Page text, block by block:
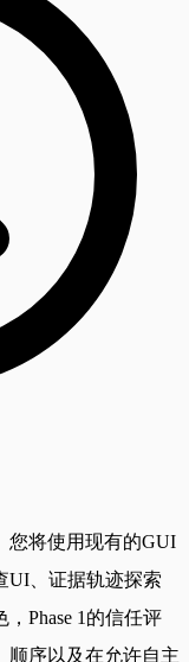
您将使用现有的GUI
UI、证据轨迹探索
Phase 1的信任评
顺序以及在允许自主